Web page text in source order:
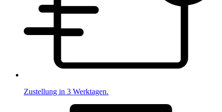
Zustellung in 3 Werktagen.